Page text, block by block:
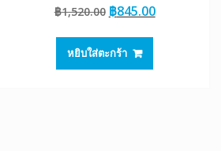
5.00
ตั้งแต่ 1-5
฿1,520.00 Original
was:
฿1,520.00.
฿845.00Current
หยิบใส่ตะกร้า